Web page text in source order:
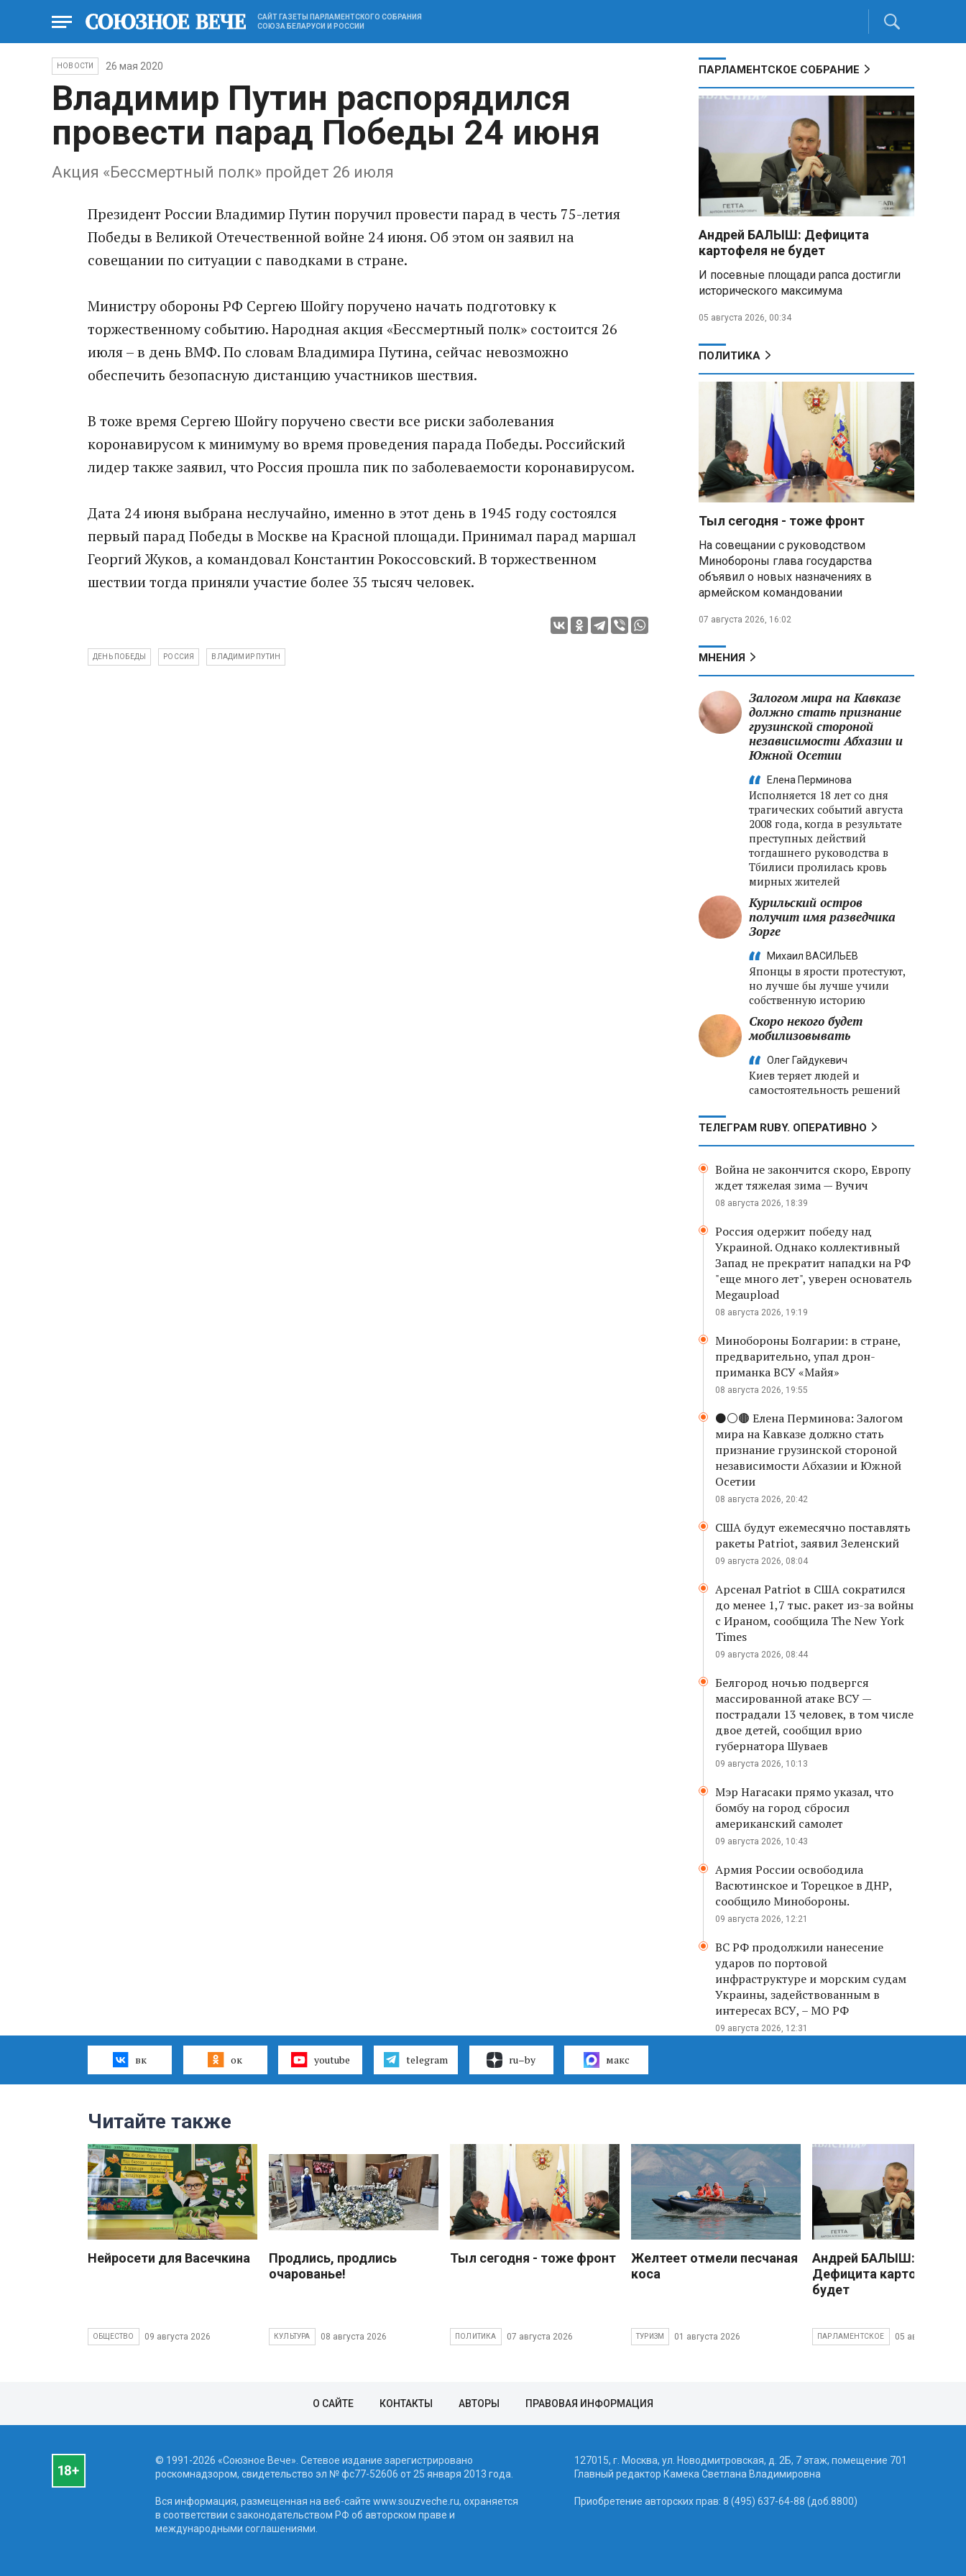
САЙТ ГАЗЕТЫ ПАРЛАМЕНТСКОГО СОБРАНИЯ
СОЮЗА БЕЛАРУСИ И РОССИИ
НОВОСТИ 26 мая 2020
Владимир Путин распорядился
провести парад Победы 24 июня
Акция «Бессмертный полк» пройдет 26 июля
Президент России Владимир Путин поручил провести парад в честь 75-летия
Победы в Великой Отечественной войне 24 июня. Об этом он заявил на
совещании по ситуации с паводками в стране.
Министру обороны РФ Сергею Шойгу поручено начать подготовку к
торжественному событию. Народная акция «Бессмертный полк» состоится 26
июля – в день ВМФ. По словам Владимира Путина, сейчас невозможно
обеспечить безопасную дистанцию участников шествия.
В тоже время Сергею Шойгу поручено свести все риски заболевания
коронавирусом к минимуму во время проведения парада Победы. Российский
лидер также заявил, что Россия прошла пик по заболеваемости коронавирусом.
Дата 24 июня выбрана неслучайно, именно в этот день в 1945 году состоялся
первый парад Победы в Москве на Красной площади. Принимал парад маршал
Георгий Жуков, а командовал Константин Рокоссовский. В торжественном
шествии тогда приняли участие более 35 тысяч человек.
ДЕНЬ ПОБЕДЫ РОССИЯ ВЛАДИМИР ПУТИН
ПАРЛАМЕНТСКОЕ СОБРАНИЕ
Андрей БАЛЫШ: Дефицита
картофеля не будет
И посевные площади рапса достигли
исторического максимума
05 августа 2026, 00:34
ПОЛИТИКА
Тыл сегодня - тоже фронт
На совещании с руководством
Минобороны глава государства
объявил о новых назначениях в
армейском командовании
07 августа 2026, 16:02
МНЕНИЯ
Залогом мира на Кавказе
должно стать признание
грузинской стороной
независимости Абхазии и
Южной Осетии
Елена Перминова
Исполняется 18 лет со дня
трагических событий августа
2008 года, когда в результате
преступных действий
тогдашнего руководства в
Тбилиси пролилась кровь
мирных жителей
Курильский остров
получит имя разведчика
Зорге
Михаил ВАСИЛЬЕВ
Японцы в ярости протестуют,
но лучше бы лучше учили
собственную историю
Скоро некого будет
мобилизовывать
Олег Гайдукевич
Киев теряет людей и
самостоятельность решений
ТЕЛЕГРАМ RUBY. ОПЕРАТИВНО
Война не закончится скоро, Европу
ждет тяжелая зима — Вучич
08 августа 2026, 18:39
Россия одержит победу над
Украиной. Однако коллективный
Запад не прекратит нападки на РФ
"еще много лет", уверен основатель
Megaupload
08 августа 2026, 19:19
Минобороны Болгарии: в стране,
предварительно, упал дрон-
приманка ВСУ «Майя»
08 августа 2026, 19:55
⚫️⚪️🟤 Елена Перминова: Залогом
мира на Кавказе должно стать
признание грузинской стороной
независимости Абхазии и Южной
Осетии
08 августа 2026, 20:42
США будут ежемесячно поставлять
ракеты Patriot, заявил Зеленский
09 августа 2026, 08:04
Арсенал Patriot в США сократился
до менее 1,7 тыс. ракет из-за войны
с Ираном, сообщила The New York
Times
09 августа 2026, 08:44
Белгород ночью подвергся
массированной атаке ВСУ —
пострадали 13 человек, в том числе
двое детей, сообщил врио
губернатора Шуваев
09 августа 2026, 10:13
Мэр Нагасаки прямо указал, что
бомбу на город сбросил
американский самолет
09 августа 2026, 10:43
Армия России освободила
Васютинское и Торецкое в ДНР,
сообщило Минобороны.
09 августа 2026, 12:21
ВС РФ продолжили нанесение
ударов по портовой
инфраструктуре и морским судам
Украины, задействованным в
интересах ВСУ, – МО РФ
09 августа 2026, 12:31
вк ок youtube telegram ru–by макс
Читайте также
Нейросети для Васечкина
ОБЩЕСТВО 09 августа 2026
Продлись, продлись
очарованье!
КУЛЬТУРА 08 августа 2026
Тыл сегодня - тоже фронт
ПОЛИТИКА 07 августа 2026
Желтеет отмели песчаная
коса
ТУРИЗМ 01 августа 2026
Андрей БАЛЫШ:
Дефицита картофеля не
будет
ПАРЛАМЕНТСКОЕ 05 августа 2026
О САЙТЕ КОНТАКТЫ АВТОРЫ ПРАВОВАЯ ИНФОРМАЦИЯ
© 1991-2026 «Союзное Вече». Сетевое издание зарегистрировано
роскомнадзором, свидетельство эл № фc77-52606 от 25 января 2013 года.
Вся информация, размещенная на веб-сайте www.souzveche.ru, охраняется
в соответствии с законодательством РФ об авторском праве и
международными соглашениями.
127015, г. Москва, ул. Новодмитровская, д. 2Б, 7 этаж, помещение 701
Главный редактор Камека Светлана Владимировна
Приобретение авторских прав: 8 (495) 637-64-88 (доб.8800)